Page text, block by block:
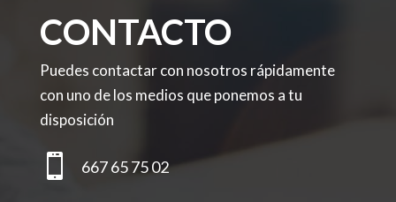
CONTACTO
Puedes contactar con nosotros rápidamente
con uno de los medios que ponemos a tu
disposición
 667 65 75 02